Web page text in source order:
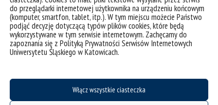
do przeglądarki internetowej użytkownika na urządzeniu końcowym
(komputer, smartfon, tablet, itp.). W tym miejscu możecie Państwo
podjąć decyzję dotyczącą typów plików cookies, które będą
wykorzystywane w tym serwisie internetowym. Zachęcamy do
zapoznania się z Polityką Prywatności Serwisów Internetowych
Uniwersytetu Śląskiego w Katowicach.
Włącz wszystkie ciasteczka
stypendium. Koszty oblicza biuro SD. W ogłoszeniu podana
będzie zawsze kwota brutto stypendium (bez kosztów
pracodawcy).
Minimalna wysokość stypendium:
przez pierwsze dwa lata nie mniej niż 37 proc.
ubezpieczeń po stronie uczelni, czyli obecnie ok. 4200 zł.
przez kolejne dwa lata po ocenie śródokresowej nie mniej
niż 57 proc. minimalnego wynagrodzenia profesora +